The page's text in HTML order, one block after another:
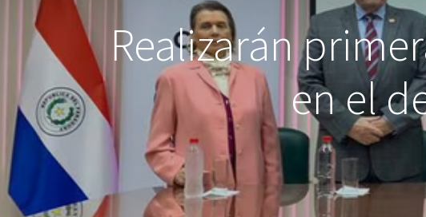
Realizarán
en el